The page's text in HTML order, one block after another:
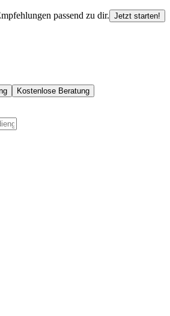
passend zu dir. Jetzt starten!
Kostenlose Beratung